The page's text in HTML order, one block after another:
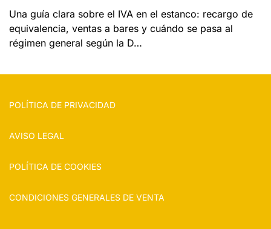
Una guía clara sobre el IVA en el estanco: recargo de
equivalencia, ventas a bares y cuándo se pasa al
régimen general según la D…
POLÍTICA DE PRIVACIDAD
AVISO LEGAL
POLÍTICA DE COOKIES
CONDICIONES GENERALES DE VENTA